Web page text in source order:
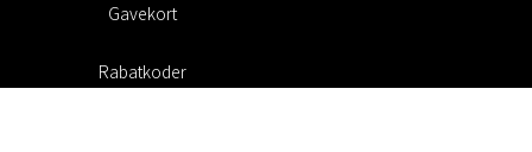
Gavekort
Rabatkoder